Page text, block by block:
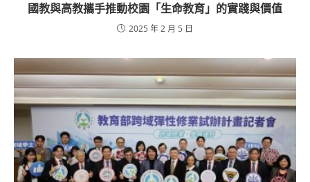
國教與高教攜手推動校園「生命教育」的實踐與價值
2025 年 2 月 5 日